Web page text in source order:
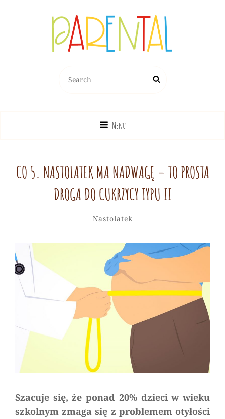
Dziecko, Rodzina, Wychowanie
for:
Menu
CO 5. NASTOLATEK MA NADWAGĘ – TO PROSTA
DROGA DO CUKRZYCY TYPU II
Categories
NastolatekBy
Redakcja
Leave
comment
on
5.
nastolatek
nadwagę
droga
cukrzycy
typu
Szacuje się, że ponad 20% dzieci w wieku
szkolnym zmaga się z problemem otyłości